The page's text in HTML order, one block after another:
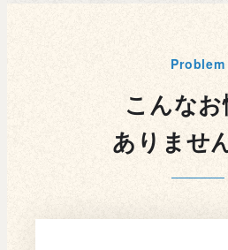
Problem
こんな
ありませ